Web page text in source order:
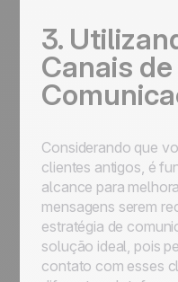
3.
Canais de
Considerando que
clientes antigos, é
alcance para
mensagens serem
estratégia de
solução ideal, pois
contato com esses